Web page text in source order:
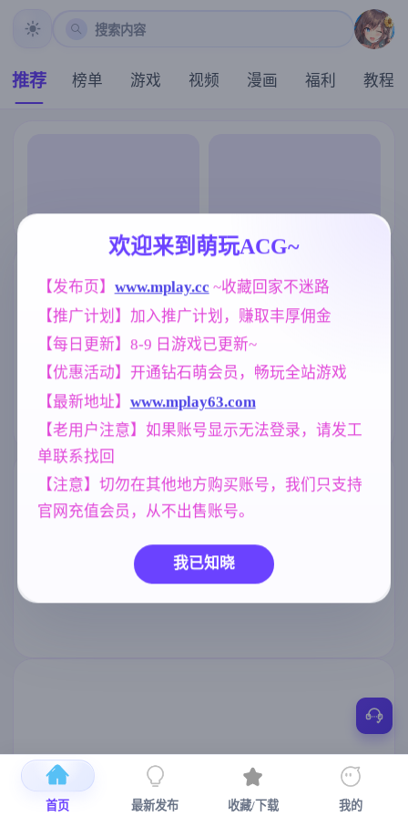
搜索内容
推荐 榜单 游戏 视频 漫画 福利 教程
欢迎来到萌玩ACG~
【发布页】 www.mplay.cc ~收藏回家不迷路
【推广计划】加入推广计划，赚取丰厚佣金
【每日更新】8-9 日游戏已更新~
【优惠活动】开通钻石萌会员，畅玩全站游戏
【最新地址】 www.mplay63.com
【老用户注意】如果账号显示无法登录，请发工
单联系找回
【注意】切勿在其他地方购买账号，我们只支持
官网充值会员，从不出售账号。
我已知晓
首页 最新发布 收藏/下载 我的